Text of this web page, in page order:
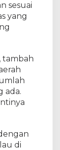
sesuai
yang
tambah
ada.
di